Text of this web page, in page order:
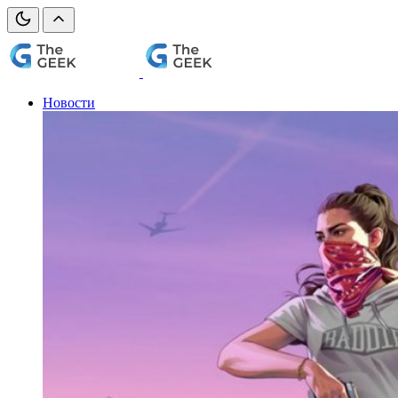
Новости